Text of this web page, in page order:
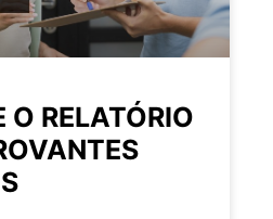
RELATÓRIO